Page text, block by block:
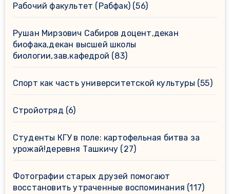
Рабочий факультет (Рабфак)(56)
Рушан Мирзович Сабиров доцент,декан
биофака,декан высшей школы
биологии,зав.кафедрой (83)
Спорт как часть университетской культуры (55)
Стройотряд (6)
Студенты КГУ в поле: картофельная битва за
урожай!деревня Ташкичу (27)
Фотографии старых друзей помогают
восстановить утраченные воспоминания (117)